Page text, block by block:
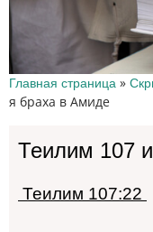
Главная страница »
я браха в Амиде
Теилим 107
Теилим 107:22